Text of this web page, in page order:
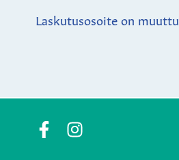
Laskutusosoite on
Posio Posio